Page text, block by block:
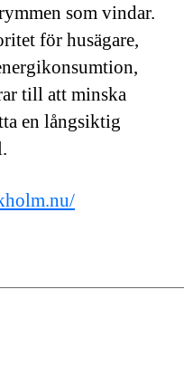
som vindar.
för husägare,
till att minska
en långsiktig